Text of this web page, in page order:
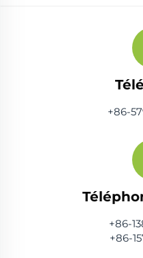
+86-
+86-
+86-